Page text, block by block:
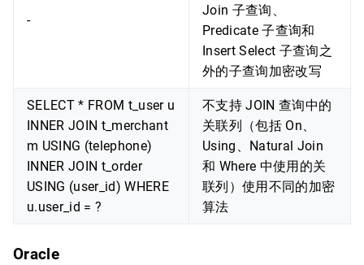
-
Join 子查询、
Predicate 子查询和
Insert Select 子查询之
外的子查询加密改写
SELECT * FROM t_user u
INNER JOIN t_merchant
m USING (telephone)
INNER JOIN t_order
USING (user_id) WHERE
u.user_id = ?
不支持 JOIN 查询中的
关联列（包括 On、
Using、Natural Join
和 Where 中使用的关
联列）使用不同的加密
算法
Oracle